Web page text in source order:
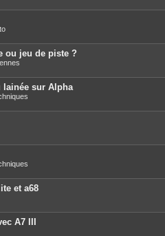
ou jeu de piste ?
lainée sur Alpha
et a68
A7 III